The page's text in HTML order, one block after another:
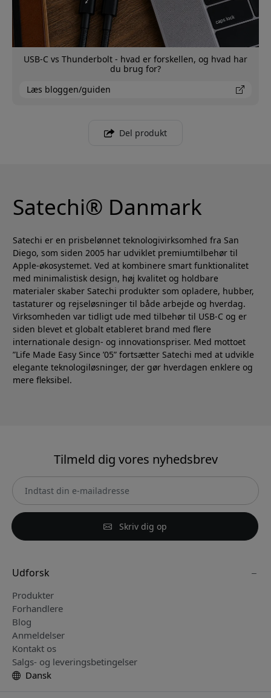
USB-C vs Thunderbolt - hvad er forskellen, og hvad har
du brug for?
Læs bloggen/guiden
Del produkt
Satechi® Danmark
Satechi er en prisbelønnet teknologivirksomhed fra San
Diego, som siden 2005 har udviklet premiumtilbehør til
Apple-økosystemet. Ved at kombinere smart funktionalitet
med minimalistisk design, høj kvalitet og holdbare
materialer skaber Satechi produkter som opladere, hubber,
tastaturer og rejseløsninger til både arbejde og hverdag.
Virksomheden var tidligt ude med tilbehør til USB-C og er
siden blevet et globalt etableret brand med flere
internationale design- og innovationspriser. Med mottoet
”Life Made Easy Since ’05” fortsætter Satechi med at udvikle
elegante teknologiløsninger, der gør hverdagen enklere og
mere fleksibel.
Tilmeld dig vores nyhedsbrev
Skriv dig op
Udforsk
Produkter
Forhandlere
Blog
Anmeldelser
Kontakt os
Salgs- og leveringsbetingelser
Dansk